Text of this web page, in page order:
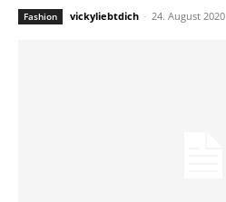
Fashion vickyliebtdich - 24. August 2020